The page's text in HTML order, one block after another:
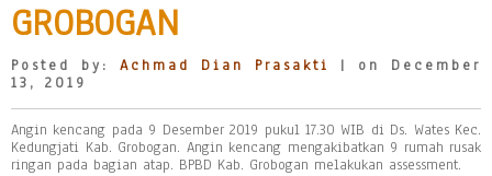
GROBOGAN
Posted by: Achmad Dian Prasakti
| on December
13, 2019
Angin kencang pada 9 Desember 2019 pukul 17.30 WIB di Ds. Wates Kec.
Kedungjati Kab. Grobogan. Angin kencang mengakibatkan 9 rumah rusak
ringan pada bagian atap. BPBD Kab. Grobogan melakukan assessment.